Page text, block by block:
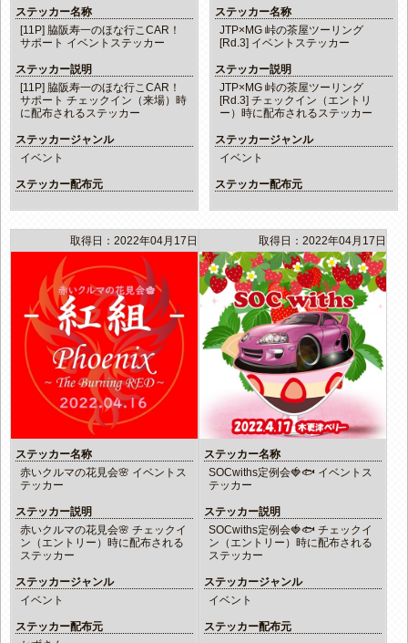
ステッカー名称
[11P] 脇阪寿一のほな行こCAR！
サポート イベントステッカー
ステッカー説明
[11P] 脇阪寿一のほな行こCAR！
サポート チェックイン（来場）時
に配布されるステッカー
ステッカージャンル
イベント
ステッカー配布元
ステッカー名称
JTP×MG 峠の茶屋ツーリング
[Rd.3] イベントステッカー
ステッカー説明
JTP×MG 峠の茶屋ツーリング
[Rd.3] チェックイン（エントリ
ー）時に配布されるステッカー
ステッカージャンル
イベント
ステッカー配布元
取得日：2022年04月17日
ステッカー名称
赤いクルマの花見会🌸 イベントス
テッカー
ステッカー説明
赤いクルマの花見会🌸 チェックイ
ン（エントリー）時に配布される
ステッカー
ステッカージャンル
イベント
ステッカー配布元
取得日：2022年04月17日
ステッカー名称
SOCwiths定例会🍓🐟 イベントス
テッカー
ステッカー説明
SOCwiths定例会🍓🐟 チェックイ
ン（エントリー）時に配布される
ステッカー
ステッカージャンル
イベント
ステッカー配布元